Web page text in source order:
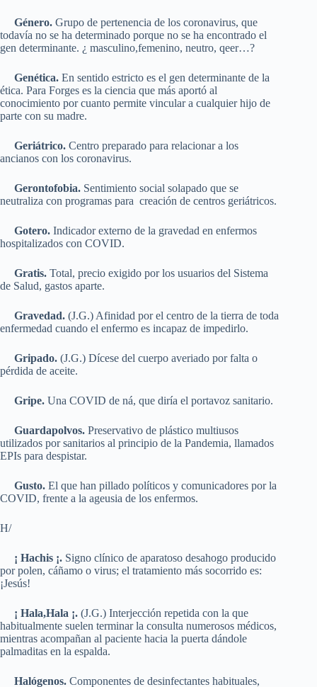
Género. Grupo de pertenencia de los coronavirus, que
todavía no se ha determinado porque no se ha encontrado el
gen determinante. ¿ masculino,femenino, neutro, qeer…?
Genética. En sentido estricto es el gen determinante de la
ética. Para Forges es la ciencia que más aportó al
conocimiento por cuanto permite vincular a cualquier hijo de
parte con su madre.
Geriátrico. Centro preparado para relacionar a los
ancianos con los coronavirus.
Gerontofobia. Sentimiento social solapado que se
neutraliza con programas para creación de centros geriátricos.
Gotero. Indicador externo de la gravedad en enfermos
hospitalizados con COVID.
Gratis. Total, precio exigido por los usuarios del Sistema
de Salud, gastos aparte.
Gravedad. (J.G.) Afinidad por el centro de la tierra de toda
enfermedad cuando el enfermo es incapaz de impedirlo.
Gripado. (J.G.) Dícese del cuerpo averiado por falta o
pérdida de aceite.
Gripe. Una COVID de ná, que diría el portavoz sanitario.
Guardapolvos. Preservativo de plástico multiusos
utilizados por sanitarios al principio de la Pandemia, llamados
EPIs para despistar.
Gusto. El que han pillado políticos y comunicadores por la
COVID, frente a la ageusia de los enfermos.
H/
¡ Hachis ¡. Signo clínico de aparatoso desahogo producido
por polen, cáñamo o virus; el tratamiento más socorrido es:
¡Jesús!
¡ Hala,Hala ¡. (J.G.) Interjección repetida con la que
habitualmente suelen terminar la consulta numerosos médicos,
mientras acompañan al paciente hacia la puerta dándole
palmaditas en la espalda.
Halógenos. Componentes de desinfectantes habituales,